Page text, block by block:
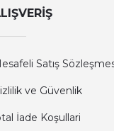
Satış
ve Güvenlik
İade Koşullari